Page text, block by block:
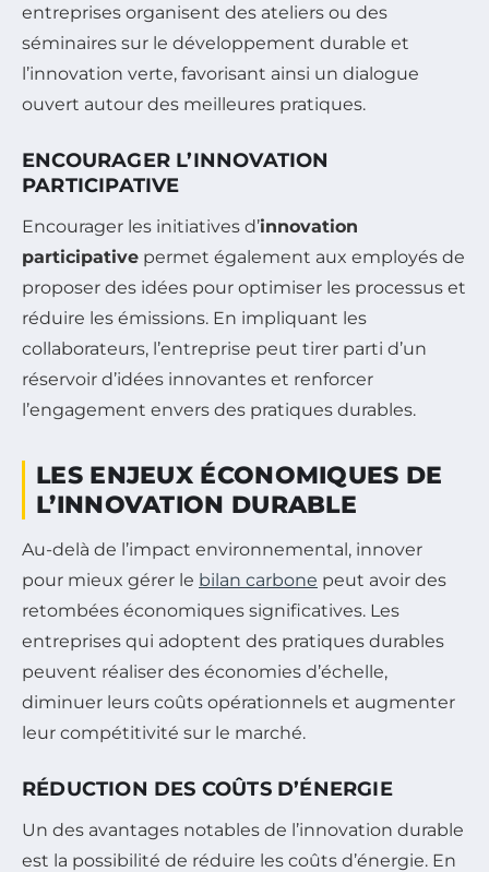
entreprises organisent des ateliers ou des
séminaires sur le développement durable et
l’innovation verte, favorisant ainsi un dialogue
ouvert autour des meilleures pratiques.
ENCOURAGER L’INNOVATION
PARTICIPATIVE
Encourager les initiatives d’innovation
participative permet également aux employés de
proposer des idées pour optimiser les processus et
réduire les émissions. En impliquant les
collaborateurs, l’entreprise peut tirer parti d’un
réservoir d’idées innovantes et renforcer
l’engagement envers des pratiques durables.
LES ENJEUX ÉCONOMIQUES DE
L’INNOVATION DURABLE
Au-delà de l’impact environnemental, innover
pour mieux gérer le bilan carbone peut avoir des
retombées économiques significatives. Les
entreprises qui adoptent des pratiques durables
peuvent réaliser des économies d’échelle,
diminuer leurs coûts opérationnels et augmenter
leur compétitivité sur le marché.
RÉDUCTION DES COÛTS D’ÉNERGIE
Un des avantages notables de l’innovation durable
est la possibilité de réduire les coûts d’énergie. En